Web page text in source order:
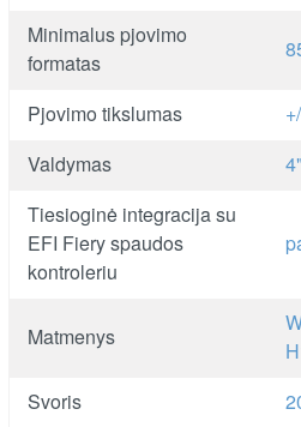
Minimalus pjovimo
formatas
Pjovimo tikslumas
Valdymas
Tiesioginė integracija su
EFI Fiery spaudos
kontroleriu
Matmenys
Svoris